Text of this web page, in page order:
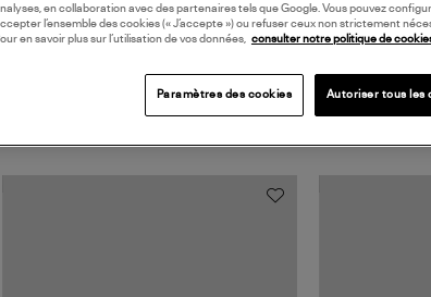
VUS
en collaboration avec des partenaires tels que Google. Vous pouvez
l’ensemble des cookies (« J’accepte ») ou refuser ceux non strictement
en savoir plus sur l’utilisation de vos données,
consulter notre politique de
Paramètres des cookies Autoriser tous les